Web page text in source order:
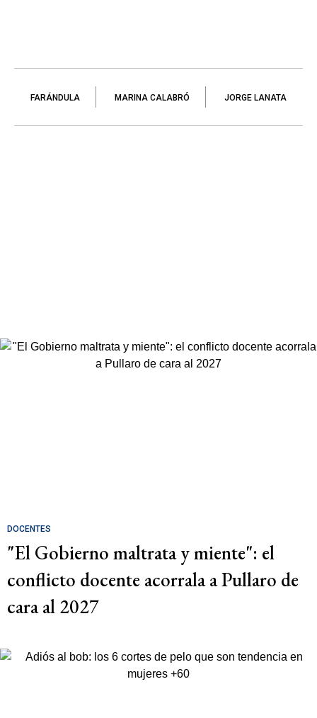
FARÁNDULA MARINA CALABRÓ JORGE LANATA
DOCENTES
"El Gobierno maltrata y miente": el
conflicto docente acorrala a Pullaro de
cara al 2027